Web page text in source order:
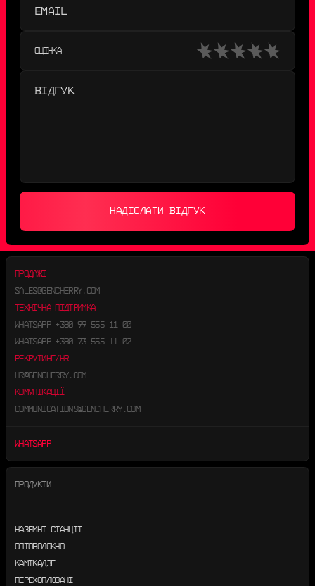
ОЦІНКА
НАДІСЛАТИ ВІДГУК
ПРОДУКТИ
НАЗЕМНІ СТАНЦІЇ
ОПТОВОЛОКНО
КАМІКАДЗЕ
ПЕРЕХОПЛЮВАЧІ
ПРОДАЖІ
SALES@GENCHERRY.COM
ТЕХНІЧНА ПІДТРИМКА
WHATSAPP +380 99 555 11 00
WHATSAPP +380 73 555 11 02
РЕКРУТИНГ/HR
HR@GENCHERRY.COM
КОМУНІКАЦІЇ
COMMUNICATIONS@GENCHERRY.COM
WHATSAPP